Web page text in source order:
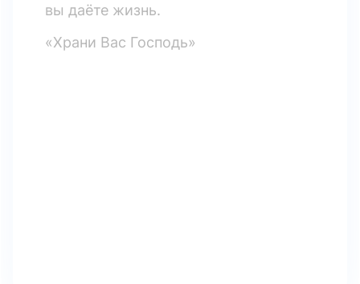
вы даёте жизнь.
«Храни Вас Господь»